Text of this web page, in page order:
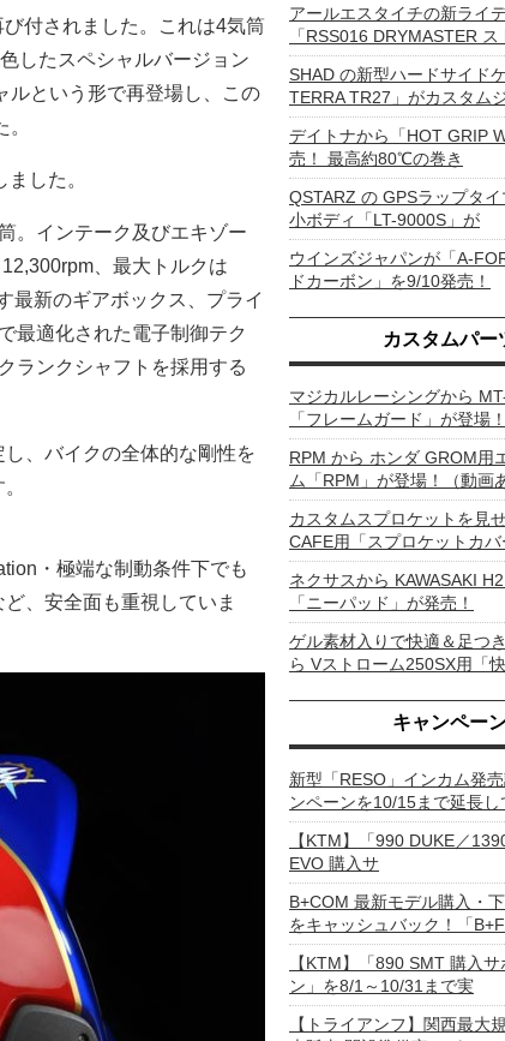
付されました。これは4気筒
したスペシャルバージョン
ルという形で再登場し、この
した。
。インテーク及びエキゾー
、最大トルクは
最新のギアボックス、プライ
最適化された電子制御テク
ランクシャフトを採用する
、バイクの全体的な剛性を
・極端な制動条件下でも
、安全面も重視していま
アールエスタイチの新ライ
「RSS016 DRYMASTER ス
SHAD の新型ハードサイド
TERRA TR27」がカスタム
デイトナから「HOT GRIP
売！ 最高約80℃の巻き
QSTARZ の GPSラップタ
小ボディ「LT-9000S」が
ウインズジャパンが「A-
ドカーボン」を9/10発売！
カスタムパー
マジカルレーシングから
「フレームガード」が登場！
RPM から ホンダ GROM用
ム「RPM」が登場！（動画
カスタムスプロケットを見
CAFE用「スプロケットカバ
ネクサスから KAWASAKI
「ニーパッド」が発売！
ゲル素材入りで快適＆足つ
ら Vストローム250SX用「
キャンペー
新型「RESO」インカム発
ンペーンを10/15まで延長し
【KTM】「990 DUKE／
EVO 購入サ
B+COM 最新モデル購入・
をキャッシュバック！「B+F
【KTM】「890 SMT 購入
ン」を8/1～10/31まで実
【トライアンフ】関西最大